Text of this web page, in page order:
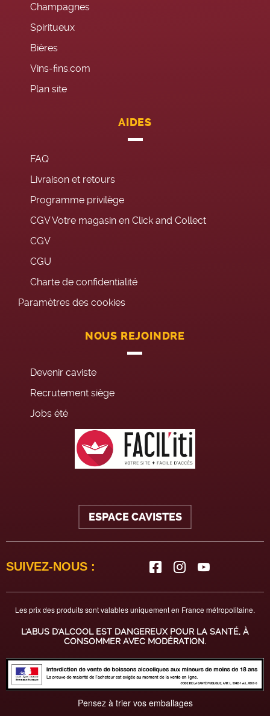
Champagnes
Spiritueux
Bières
Vins-fins.com
Plan site
AIDES
FAQ
Livraison et retours
Programme privilège
CGV Votre magasin en Click and Collect
CGV
CGU
Charte de confidentialité
Paramètres des cookies
NOUS REJOINDRE
Devenir caviste
Recrutement siège
Jobs été
ESPACE CAVISTES
SUIVEZ-NOUS :
Les prix des produits sont valables uniquement en France métropolitaine.
L'ABUS D'ALCOOL EST DANGEREUX POUR LA SANTÉ, À
CONSOMMER AVEC MODÉRATION.
Pensez à trier vos emballages